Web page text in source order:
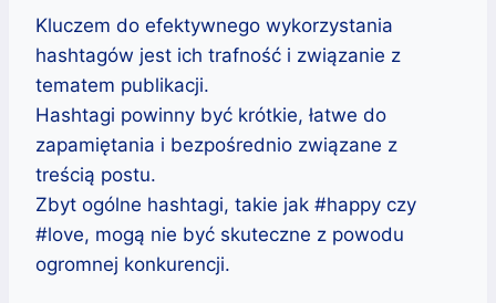
Kluczem do efektywnego wykorzystania
hashtagów jest ich trafność i związanie z
tematem publikacji.
Hashtagi powinny być krótkie, łatwe do
zapamiętania i bezpośrednio związane z
treścią postu.
Zbyt ogólne hashtagi, takie jak #happy czy
#love, mogą nie być skuteczne z powodu
ogromnej konkurencji.